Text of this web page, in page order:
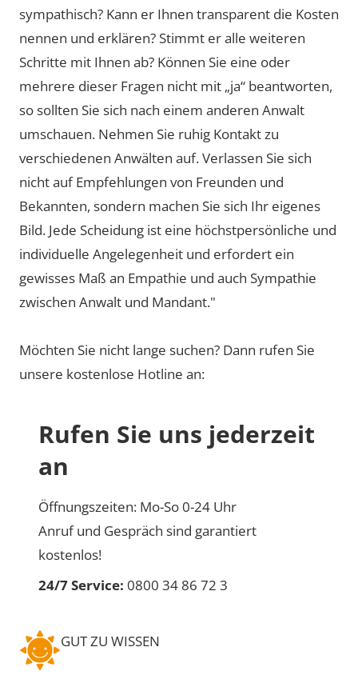
sympathisch? Kann er Ihnen transparent die Kosten
nennen und erklären? Stimmt er alle weiteren
Schritte mit Ihnen ab? Können Sie eine oder
mehrere dieser Fragen nicht mit „ja“ beantworten,
so sollten Sie sich nach einem anderen Anwalt
umschauen. Nehmen Sie ruhig Kontakt zu
verschiedenen Anwälten auf. Verlassen Sie sich
nicht auf Empfehlungen von Freunden und
Bekannten, sondern machen Sie sich Ihr eigenes
Bild. Jede Scheidung ist eine höchstpersönliche und
individuelle Angelegenheit und erfordert ein
gewisses Maß an Empathie und auch Sympathie
zwischen Anwalt und Mandant."
Möchten Sie nicht lange suchen? Dann rufen Sie
unsere kostenlose Hotline an:
Rufen Sie uns jederzeit
an
Öffnungszeiten: Mo-So 0-24 Uhr
Anruf und Gespräch sind garantiert
kostenlos!
24/7 Service: 0800 34 86 72 3
GUT ZU WISSEN